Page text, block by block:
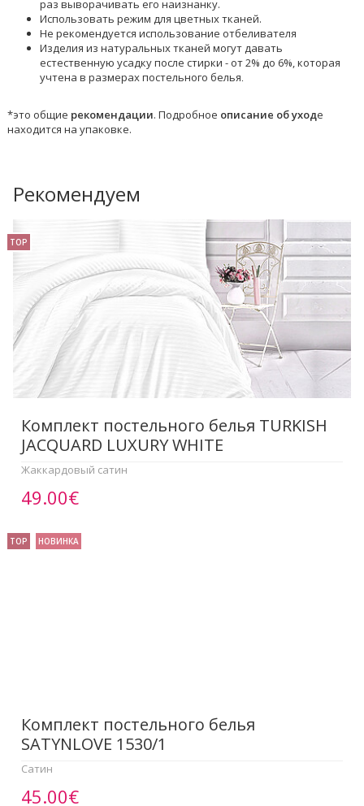
раз выворачивать его наизнанку.
Использовать режим для цветных тканей.
Не рекомендуется использование отбеливателя
Изделия из натуральных тканей могут давать
естественную усадку после стирки - от 2% до 6%, которая
учтена в размерах постельного белья
*это общие рекомендации. Подробное описание об уходе
находится на упаковке.
Рекомендуем
TOP
Комплект постельного белья TURKISH
JACQUARD LUXURY WHITE
Жаккардовый сатин
49.00€
TOP НОВИНКА
Комплект постельного белья
SATYNLOVE 1530/1
Сатин
45.00€